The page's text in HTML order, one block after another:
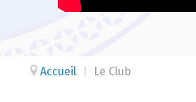
Accueil Le Club